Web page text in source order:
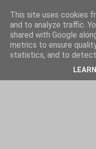
This site uses cookies
and to analyze traffic.
shared with Google
metrics to ensure
statistics, and to detect